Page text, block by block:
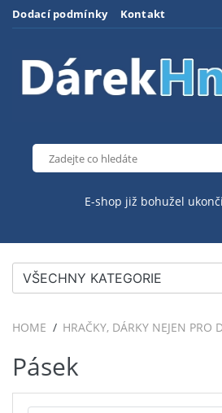
Dodací podmínky Kontakt
E-shop již bohužel
VŠECHNY KATEGORIE
HOME HRAČKY, DÁRKY NEJEN PRO
Pásek